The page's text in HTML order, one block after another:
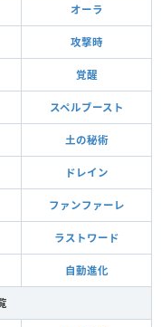
オーラ
攻撃時
覚醒
スペルブースト
土の秘術
ドレイン
ファンファーレ
ラストワード
自動進化